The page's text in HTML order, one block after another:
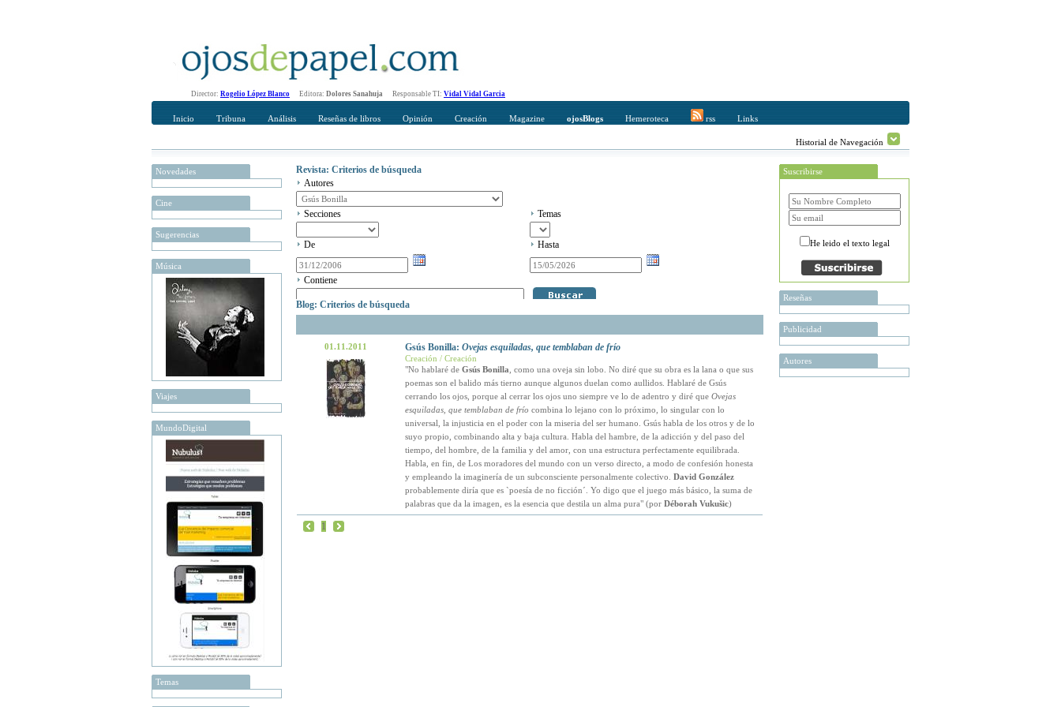
Director: Rogelio López Blanco Editora: Dolores Sanahuja Responsable TI: Vidal Vidal Garcia
Inicio Tribuna Análisis Reseñas de libros Opinión Creación Magazine ojosBlogs Hemeroteca rss Links
Historial de Navegación
Novedades
Cine
Sugerencias
Música
Viajes
MundoDigital
Temas
Revista: Criterios de búsqueda
Autores
Secciones Temas
De Hasta
Contiene
Blog: Criterios de búsqueda
01.11.2011 Gsús Bonilla: Ovejas esquiladas, que temblaban de frío
Creación / Creación
"No hablaré de Gsús Bonilla , como una oveja sin lobo. No diré que su obra es la lana o que sus
poemas son el balido más tierno aunque algunos duelan como aullidos. Hablaré de Gsús
cerrando los ojos, porque al cerrar los ojos uno siempre ve lo de adentro y diré que Ovejas
esquiladas, que temblaban de frío combina lo lejano con lo próximo, lo singular con lo
universal, la injusticia en el poder con la miseria del ser humano. Gsús habla de los otros y de lo
suyo propio, combinando alta y baja cultura. Habla del hambre, de la adicción y del paso del
tiempo, del hombre, de la familia y del amor, con una estructura perfectamente equilibrada.
Habla, en fin, de Los moradores del mundo con un verso directo, a modo de confesión honesta
y empleando la imaginería de un subconsciente personalmente colectivo. David González
probablemente diría que es `poesía de no ficción´. Yo digo que el juego más básico, la suma de
palabras que da la imagen, es la esencia que destila un alma pura" (por Déborah Vukušic)
1
Suscribirse
He leido el texto legal
Reseñas
Publicidad
Autores